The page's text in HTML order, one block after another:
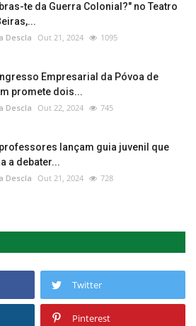
te da Guerra Colonial?" no Teatro
Descla Out 21, 2024 1095
Empresarial da Póvoa de
promete dois...
Descla Out 22, 2024 745
lançam guia juvenil que
a debater...
Descla Out 21, 2024 728
Twitter
Pinterest